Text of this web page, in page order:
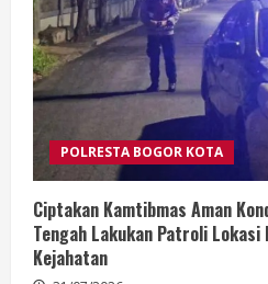
POLRESTA BOGOR KOTA
Ciptakan Kamtibmas Aman
Tengah Lakukan Patroli
Kejahatan